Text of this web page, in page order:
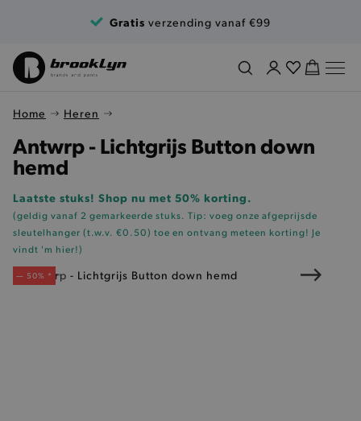
Gratis verzending vanaf €99
Home Heren
Antwrp - Lichtgrijs Button down
hemd
Laatste stuks! Shop nu met 50% korting.
(geldig vanaf 2 gemarkeerde stuks. Tip: voeg onze afgeprijsde
sleutelhanger (t.w.v. €0.50) toe en ontvang meteen korting! Je
vindt 'm hier!)
— 50% *